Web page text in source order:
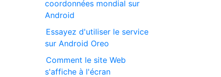
coordonnées mondial sur
Android
Essayez d'utiliser le service
sur Android Oreo
Comment le site Web
s'affiche à l'écran